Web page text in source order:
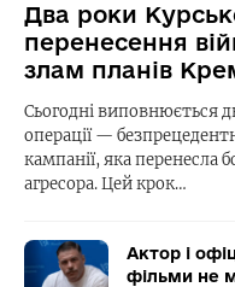
Два роки
перенесення
злам планів
Сьогодні виповнюється
операції —
кампанії, яка перенесла
агресора. Цей крок…
Актор і
фільми не